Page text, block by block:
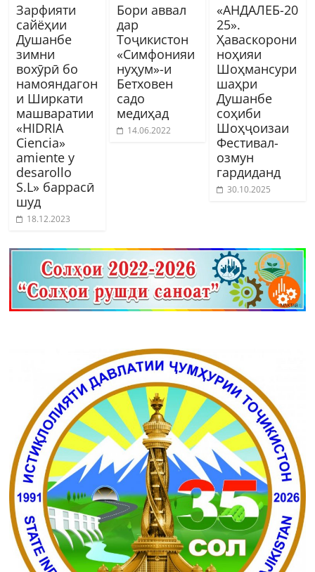
Зарфияти
сайёҳии
Душанбе
зимни
вохӯрӣ бо
намояндагон
и Ширкати
машваратии
«HIDRIA
Ciencia»
amiente y
desarollo
S.L» баррасӣ
шуд
18.12.2023
Бори аввал
дар
Тоҷикистон
«Симфонияи
нуҳум»-и
Бетховен
садо
медиҳад
14.06.2022
«АНДАЛЕБ-20
25».
Ҳаваскорони
ноҳияи
Шоҳмансури
шаҳри
Душанбе
соҳиби
Шоҳҷоизаи
Фестивал-
озмун
гардиданд
30.10.2025